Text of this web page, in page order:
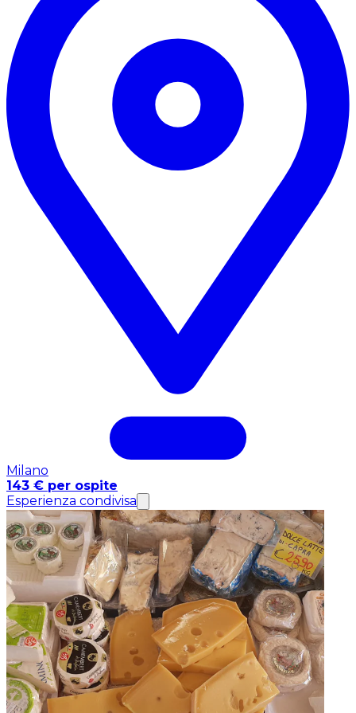
Milano
143 € per ospite
Esperienza condivisa